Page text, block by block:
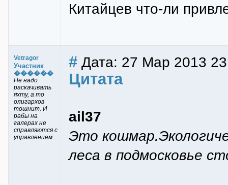
Китайцев что-ли
Vetragor
Участник
������
Не надо
раскачивать
яхту, а то
олигархов
тошнит. И
рабы на
галерах не
справляются с
управлением.
# Дата: 27 Мар 2013
Цитата
ail37
Это
леса в подмосковье